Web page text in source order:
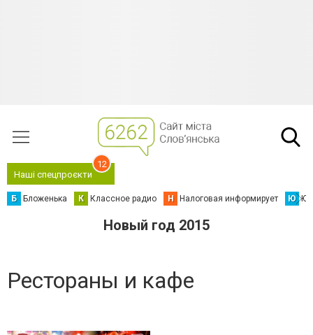
Наші спецпроєкти
12
Б Бложенька К Классное радио Н Налоговая информирует Ю
Новый год 2015
Рестораны и кафе